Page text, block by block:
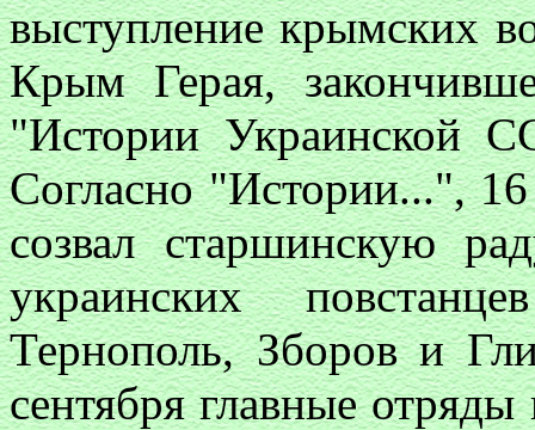
выступление крымских
Крым Герая,
"Истории Украинской
Согласно "Истории...",
созвал старшинскую
украинских
Тернополь, Зборов и
сентября главные